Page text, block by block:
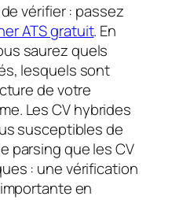
vérifier : passez
ATS gratuit. En
saurez quels
lesquels sont
de votre
Les CV hybrides
susceptibles de
parsing que les CV
: une vérification
en